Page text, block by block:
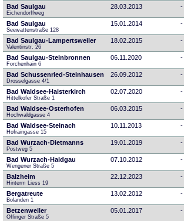
Bad Saulgau
Eichendorffweg
28.03.2013 -
Bad Saulgau
Seewattenstraße 128
15.01.2014 -
Bad Saulgau-Lampertsweiler
Valentinstr. 26
18.02.2015 -
Bad Saulgau-Steinbronnen
Forchenhain 6
06.11.2020 -
Bad Schussenried-Steinhausen
Drosselgasse 4/1
26.09.2012 -
Bad Waldsee-Haisterkirch
Hittelkofer Straße 1
02.07.2020 -
Bad Waldsee-Osterhofen
Hochwaldgasse 4
06.03.2015 -
Bad Waldsee-Steinach
Hofraingasse 15
10.11.2013 -
Bad Wurzach-Dietmanns
Postweg 5
19.01.2019 -
Bad Wurzach-Haidgau
Wengener Straße 5
07.10.2012 -
Balzheim
Hinterm Liess 19
22.12.2023 -
Bergatreute
Bolanden 1
13.02.2012 -
Betzenweiler
Offinger Straße 5
05.01.2017 -